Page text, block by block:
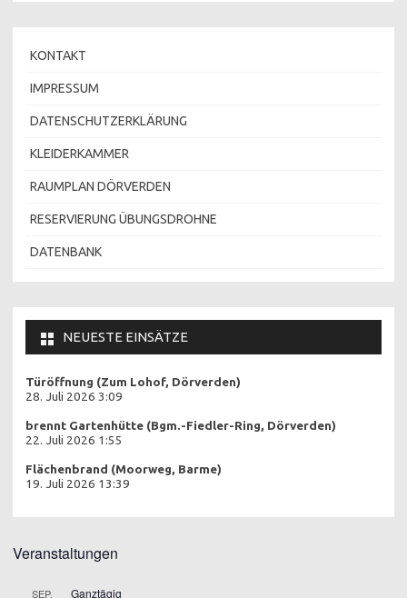
KONTAKT
IMPRESSUM
DATENSCHUTZERKLÄRUNG
KLEIDERKAMMER
RAUMPLAN DÖRVERDEN
RESERVIERUNG ÜBUNGSDROHNE
DATENBANK
NEUESTE EINSÄTZE
Türöffnung (Zum Lohof, Dörverden)
28. Juli 2026 3:09
brennt Gartenhütte (Bgm.-Fiedler-Ring, Dörverden)
22. Juli 2026 1:55
Flächenbrand (Moorweg, Barme)
19. Juli 2026 13:39
Veranstaltungen
SEP. Ganztägig